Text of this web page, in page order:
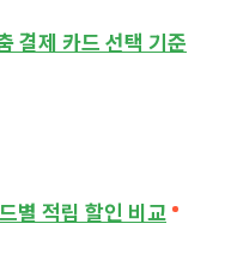
결제 카드 선택 기준
별 적립 할인 비교